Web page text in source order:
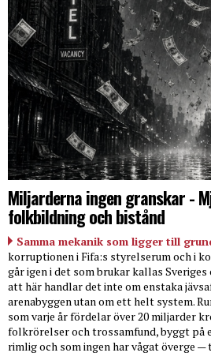
Miljarderna ingen granskar -
folkbildning och bistånd
Samma mekanik som ligger till
korruptionen i Fifa:s styrelserum och i
går igen i det som brukar kallas
att här handlar det inte om enstaka
arenabyggen utan om ett helt system.
som varje år fördelar över 20 miljarder
folkrörelser och trossamfund, byggt på
rimlig och som ingen har vågat överge